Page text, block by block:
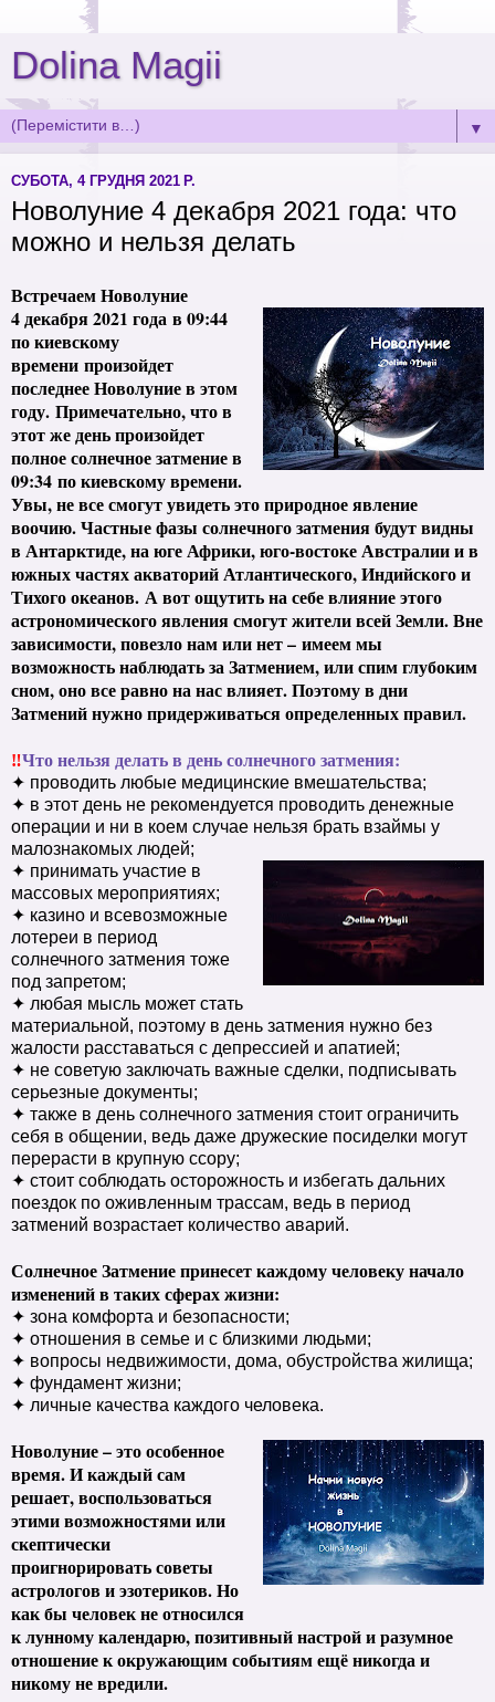
Dolina Magii
▼
СУБОТА, 4 ГРУДНЯ 2021 Р.
Новолуние 4 декабря 2021 года: что
можно и нельзя делать
Встречаем Новолуние
4 декабря 2021 года в 09:44
по киевскому
времени произойдет
последнее Новолуние в этом
году. Примечательно, что в
этот же день произойдет
полное солнечное затмение в
09:34 по киевскому времени.
Увы, не все смогут увидеть это природное явление
воочию. Частные фазы солнечного затмения будут видны
в Антарктиде, на юге Африки, юго-востоке Австралии и в
южных частях акваторий Атлантического, Индийского и
Тихого океанов. А вот ощутить на себе влияние этого
астрономического явления смогут жители всей Земли. Вне
зависимости, повезло нам или нет – имеем мы
возможность наблюдать за Затмением, или спим глубоким
сном, оно все равно на нас влияет. Поэтому в дни
Затмений нужно придерживаться определенных правил.
‼Что нельзя делать в день солнечного затмения:
✦ проводить любые медицинские вмешательства;
✦ в этот день не рекомендуется проводить денежные
операции и ни в коем случае нельзя брать взаймы у
малознакомых людей;
✦ принимать участие в
массовых мероприятиях;
✦ казино и всевозможные
лотереи в период
солнечного затмения тоже
под запретом;
✦ любая мысль может стать
материальной, поэтому в день затмения нужно без
жалости расставаться с депрессией и апатией;
✦ не советую заключать важные сделки, подписывать
серьезные документы;
✦ также в день солнечного затмения стоит ограничить
себя в общении, ведь даже дружеские посиделки могут
перерасти в крупную ссору;
✦ стоит соблюдать осторожность и избегать дальних
поездок по оживленным трассам, ведь в период
затмений возрастает количество аварий.
Солнечное Затмение принесет каждому человеку начало
изменений в таких сферах жизни:
✦ зона комфорта и безопасности;
✦ отношения в семье и с близкими людьми;
✦ вопросы недвижимости, дома, обустройства жилища;
✦ фундамент жизни;
✦ личные качества каждого человека.
Новолуние – это особенное
время. И каждый сам
решает, воспользоваться
этими возможностями или
скептически
проигнорировать советы
астрологов и эзотериков. Но
как бы человек не относился
к лунному календарю, позитивный настрой и разумное
отношение к окружающим событиям ещё никогда и
никому не вредили.